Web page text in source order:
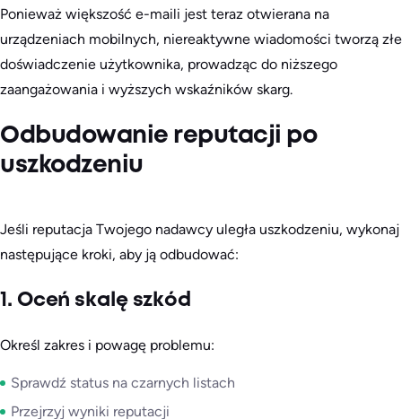
Ponieważ większość e-maili jest teraz otwierana na
urządzeniach mobilnych, niereaktywne wiadomości tworzą złe
doświadczenie użytkownika, prowadząc do niższego
zaangażowania i wyższych wskaźników skarg.
Odbudowanie reputacji po
uszkodzeniu
Jeśli reputacja Twojego nadawcy uległa uszkodzeniu, wykonaj
następujące kroki, aby ją odbudować:
1. Oceń skalę szkód
Określ zakres i powagę problemu:
Sprawdź status na czarnych listach
Przejrzyj wyniki reputacji